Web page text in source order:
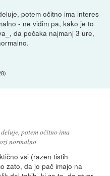
potem očitno ima interes
- ne vidim pa, kako je to
da počaka najmanj 3 ure,
)
potem očitno ima
normalno
vsi (razen tistih
zato, da jo pač imajo na